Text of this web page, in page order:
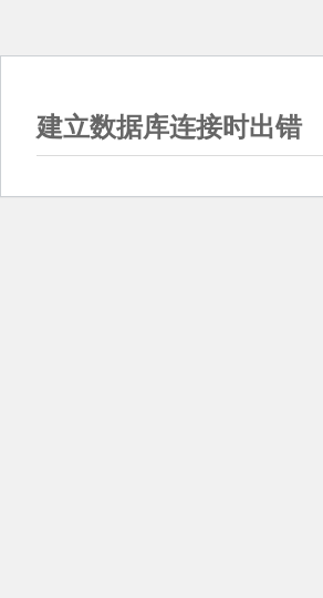
建立数据库连接时出错